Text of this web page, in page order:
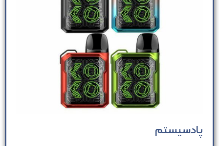
پادسیستم